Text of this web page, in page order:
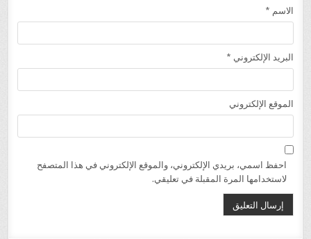
الاسم *
البريد الإلكتروني *
الموقع الإلكتروني
احفظ اسمي، بريدي الإلكتروني، والموقع الإلكتروني في هذا المتصفح
لاستخدامها المرة المقبلة في تعليقي.